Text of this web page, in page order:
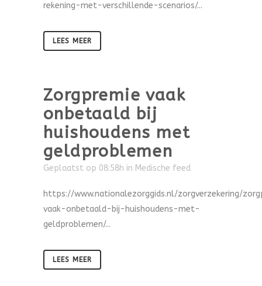
rekening-met-verschillende-scenarios/...
LEES MEER
Zorgpremie vaak
onbetaald bij
huishoudens met
geldproblemen
Geplaatst op 08:58h in Medische feed
https://www.nationalezorggids.nl/zorgverzekering/
vaak-onbetaald-bij-huishoudens-met-
geldproblemen/...
LEES MEER